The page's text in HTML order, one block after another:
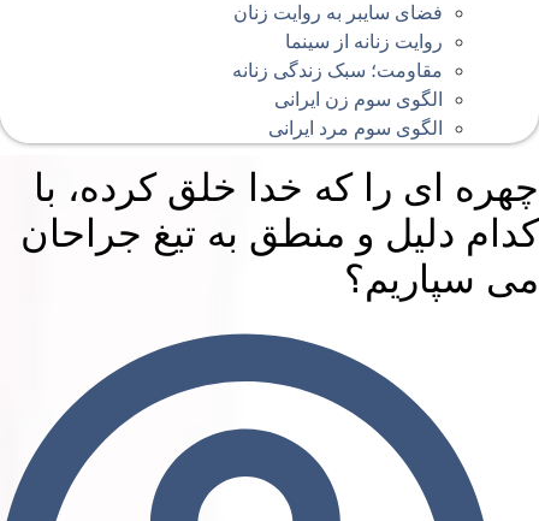
فضای سایبر به روایت زنان
روایت زنانه از سینما
مقاومت؛ سبک زندگی زنانه
الگوی سوم زن ایرانی
الگوی سوم مرد ایرانی
ای را که خدا خلق کرده، با
دلیل و منطق به تیغ جراحان
سپاریم؟